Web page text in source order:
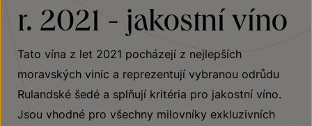
r. 2021 - jakostní víno
Tato vína z let 2021 pocházejí z nejlepších
moravských vinic a reprezentují vybranou odrůdu
Rulandské šedé a splňují kritéria pro jakostní víno.
Jsou vhodné pro všechny milovníky exkluzivních